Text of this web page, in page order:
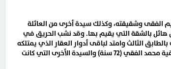
وجد الدكتور إبراهيم الفقى وشقيقته، وكذلك سيدة أخرى من العائلة
هائل بالشقة التي يقيم بها. وقد نشب الحريق في
عاما) للطب النفسى بالطابق الثالث وامتد لباقى أدوار العقار الذي يمتلكه
الفقى ويقيم به مما أدى إلى وفاته وشقيقته فوقية محمد الفقي (72 سنة) والسيدة الأخرى التي كانت